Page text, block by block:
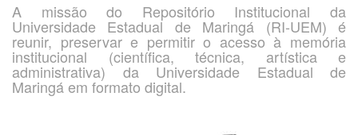
A missão do Repositório Institucional da
Universidade Estadual de Maringá (RI-UEM) é
reunir, preservar e permitir o acesso à memória
institucional (científica, técnica, artística e
administrativa) da Universidade Estadual de
Maringá em formato digital.